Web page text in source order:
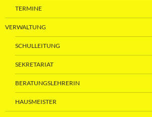
TERMINE
VERWALTUNG
SCHULLEITUNG
SEKRETARIAT
BERATUNGSLEHRERIN
HAUSMEISTER